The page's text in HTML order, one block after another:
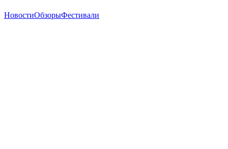
НовостиОбзорыФестивали